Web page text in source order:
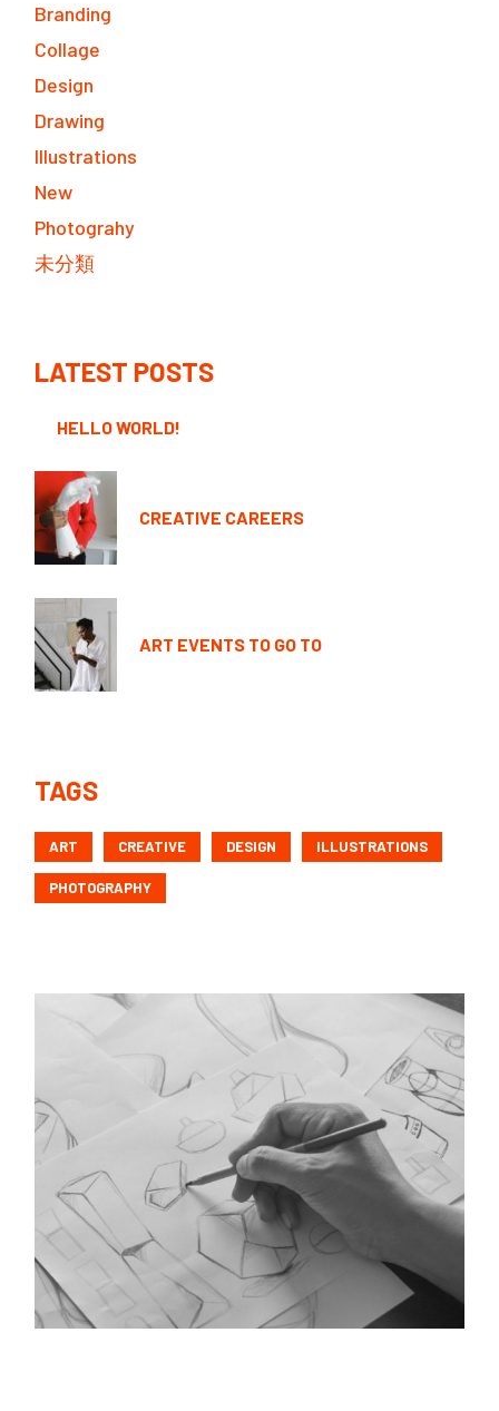
Branding
Collage
Design
Drawing
Illustrations
New
Photograhy
未分類
LATEST POSTS
HELLO WORLD!
CREATIVE CAREERS
ART EVENTS TO GO TO
TAGS
ART CREATIVE DESIGN ILLUSTRATIONS
PHOTOGRAPHY